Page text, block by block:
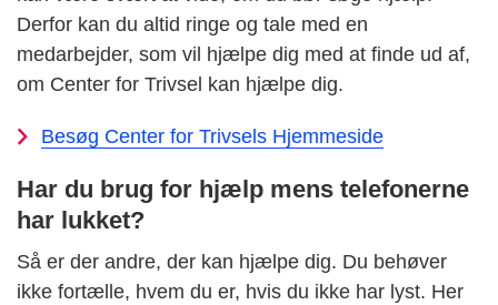
Derfor kan du altid ringe og tale med en
medarbejder, som vil hjælpe dig med at finde ud af,
om Center for Trivsel kan hjælpe dig.
Besøg Center for Trivsels Hjemmeside
Har du brug for hjælp mens telefonerne
har lukket?
Så er der andre, der kan hjælpe dig. Du behøver
ikke fortælle, hvem du er, hvis du ikke har lyst. Her